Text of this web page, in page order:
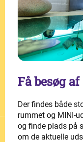
Få besøg
Der findes både
rummet og MINI-
og finde plads på
om de aktuelle